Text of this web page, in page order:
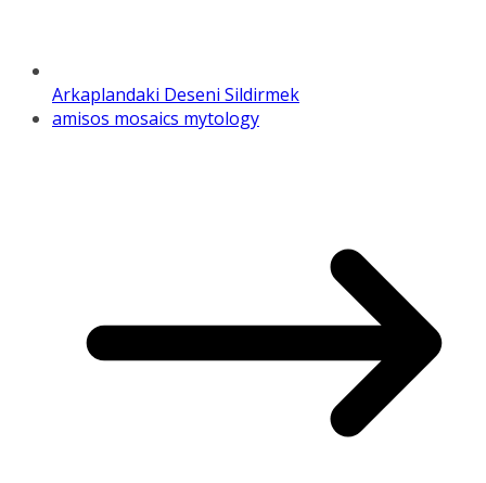
Arkaplandaki Deseni Sildirmek
amisos mosaics mytology